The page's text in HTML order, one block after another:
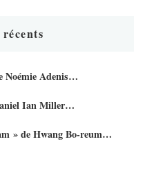
Noémie Adenis…
Ian Miller…
» de Hwang Bo-reum…